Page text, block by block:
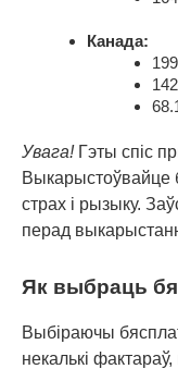
Канада:
Увага!Гэты спіс
Выкарыстоўвайце
страх і рызыку.
перад
Як выбраць
Выбіраючы
некалькі